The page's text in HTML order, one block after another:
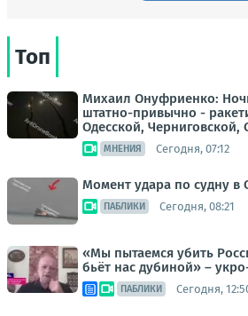
Топ
Михаил Онуфриенко:
штатно-привычно -
Одесской, Черниговской,
МНЕНИЯ Сегодня, 07:12
Момент удара по судну в
ПАБЛИКИ Сегодня, 08:21
«Мы пытаемся убить
бьёт нас дубиной» –
ПАБЛИКИ Сегодня,